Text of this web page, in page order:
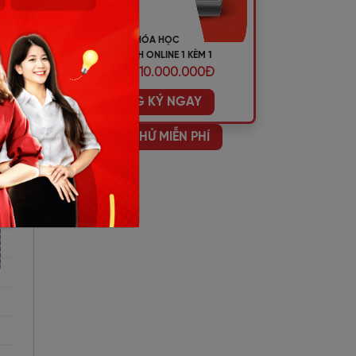
KHÓA HỌC
TIẾNG ANH ONLINE 1 KÈM 1
ƯU ĐÃI 10.000.000Đ
ĐĂNG KÝ NGAY
HỌC THỬ MIỄN PHÍ